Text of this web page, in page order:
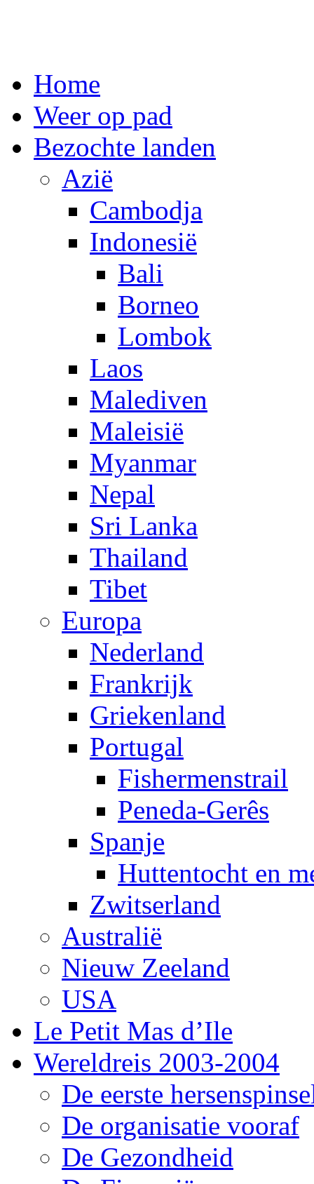
naar
inhoudHome
Weer op pad
Bezochte landen
Azië
Cambodja
Indonesië
Bali
Borneo
Lombok
Laos
Malediven
Maleisië
Myanmar
Nepal
Sri Lanka
Thailand
Tibet
Europa
Nederland
Frankrijk
Griekenland
Portugal
Fishermenstrail
Peneda-Gerês
Spanje
Huttentocht en
Zwitserland
Australië
Nieuw Zeeland
USA
Le Petit Mas d’Ile
Wereldreis 2003-2004
De eerste
De organisatie vooraf
De Gezondheid